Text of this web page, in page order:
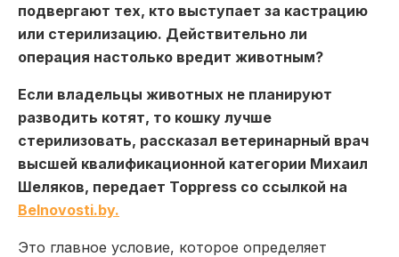
подвергают тех, кто выступает за кастрацию
или стерилизацию. Действительно ли
операция настолько вредит животным?
Если владельцы животных не планируют
разводить котят, то кошку лучше
стерилизовать, рассказал ветеринарный врач
высшей квалификационной категории Михаил
Шеляков, передает Toppress со ссылкой на
Вelnovosti.by.
Это главное условие, которое определяет